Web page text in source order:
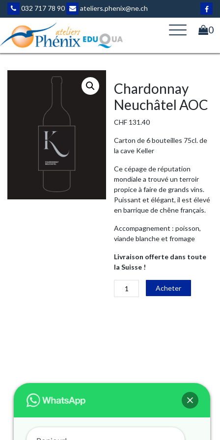
Aller
contenu
032 717 78 90 ateliers.phenix@ne.ch
0
Chardonnay
Neuchâtel AOC
CHF 131.40
Carton de 6 bouteilles 75cl. de
la cave Keller
Ce cépage de réputation
mondiale a trouvé un terroir
propice à faire de grands vins.
Puissant et élégant, il est élevé
en barrique de chêne français.
Accompagnement : poisson,
viande blanche et fromage
Livraison offerte dans toute
la Suisse !
quantité
de
Acheter